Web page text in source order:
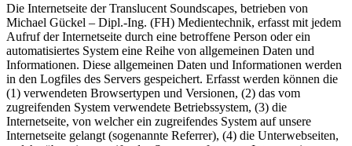
Die Internetseite der Translucent Soundscapes, betrieben von
Michael Gückel – Dipl.-Ing. (FH) Medientechnik, erfasst mit jedem
Aufruf der Internetseite durch eine betroffene Person oder ein
automatisiertes System eine Reihe von allgemeinen Daten und
Informationen. Diese allgemeinen Daten und Informationen werden
in den Logfiles des Servers gespeichert. Erfasst werden können die
(1) verwendeten Browsertypen und Versionen, (2) das vom
zugreifenden System verwendete Betriebssystem, (3) die
Internetseite, von welcher ein zugreifendes System auf unsere
Internetseite gelangt (sogenannte Referrer), (4) die Unterwebseiten,